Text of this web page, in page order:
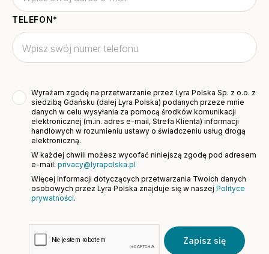
TELEFON*
Wyrażam zgodę na przetwarzanie przez Lyra Polska Sp. z o.o. z
siedzibą Gdańsku (dalej Lyra Polska) podanych przeze mnie
danych w celu wysyłania za pomocą środków komunikacji
elektronicznej (m.in. adres e-mail, Strefa Klienta) informacji
handlowych w rozumieniu ustawy o świadczeniu usług drogą
elektroniczną.
W każdej chwili możesz wycofać niniejszą zgodę pod adresem
e-mail:privacy@lyrapolska.pl
Więcej informacji dotyczących przetwarzania Twoich danych
osobowych przez Lyra Polska znajduje się w naszejPolityce
prywatności.
Zapisz się